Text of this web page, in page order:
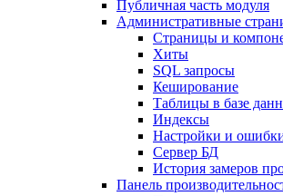
Публичная часть модуля
Административные
Страницы и
Хиты
SQL запросы
Кеширование
Таблицы в базе
Индексы
Настройки и
Сервер БД
История замеров
Панель